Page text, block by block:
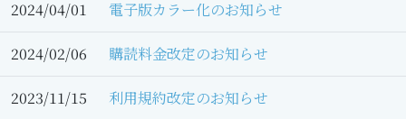
2024/04/01 電子版カラー化のお知らせ
2024/02/06 購読料金改定のお知らせ
2023/11/15 利用規約改定のお知らせ